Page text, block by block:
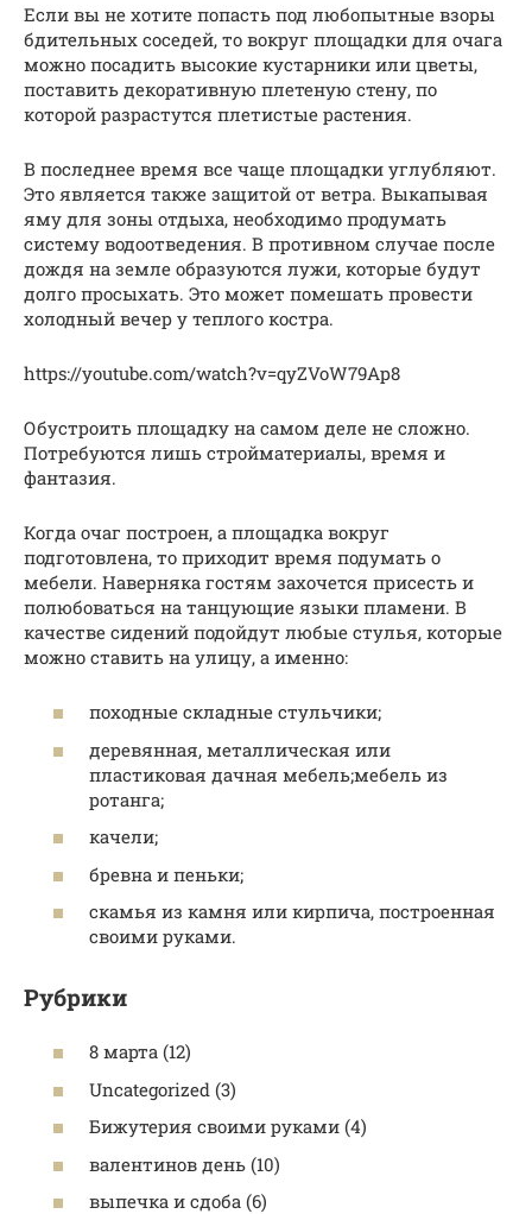
Если вы не хотите попасть под любопытные взоры
бдительных соседей, то вокруг площадки для очага
можно посадить высокие кустарники или цветы,
поставить декоративную плетеную стену, по
которой разрастутся плетистые растения.
В последнее время все чаще площадки углубляют.
Это является также защитой от ветра. Выкапывая
яму для зоны отдыха, необходимо продумать
систему водоотведения. В противном случае после
дождя на земле образуются лужи, которые будут
долго просыхать. Это может помешать провести
холодный вечер у теплого костра.
https://youtube.com/watch?v=qyZVoW79Ap8
Обустроить площадку на самом деле не сложно.
Потребуются лишь стройматериалы, время и
фантазия.
Когда очаг построен, а площадка вокруг
подготовлена, то приходит время подумать о
мебели. Наверняка гостям захочется присесть и
полюбоваться на танцующие языки пламени. В
качестве сидений подойдут любые стулья, которые
можно ставить на улицу, а именно:
походные складные стульчики;
деревянная, металлическая или
пластиковая дачная мебель;мебель из
ротанга;
качели;
бревна и пеньки;
скамья из камня или кирпича, построенная
своими руками.
Рубрики
8 марта (12)
Uncategorized (3)
Бижутерия своими руками (4)
валентинов день (10)
выпечка и сдоба (6)